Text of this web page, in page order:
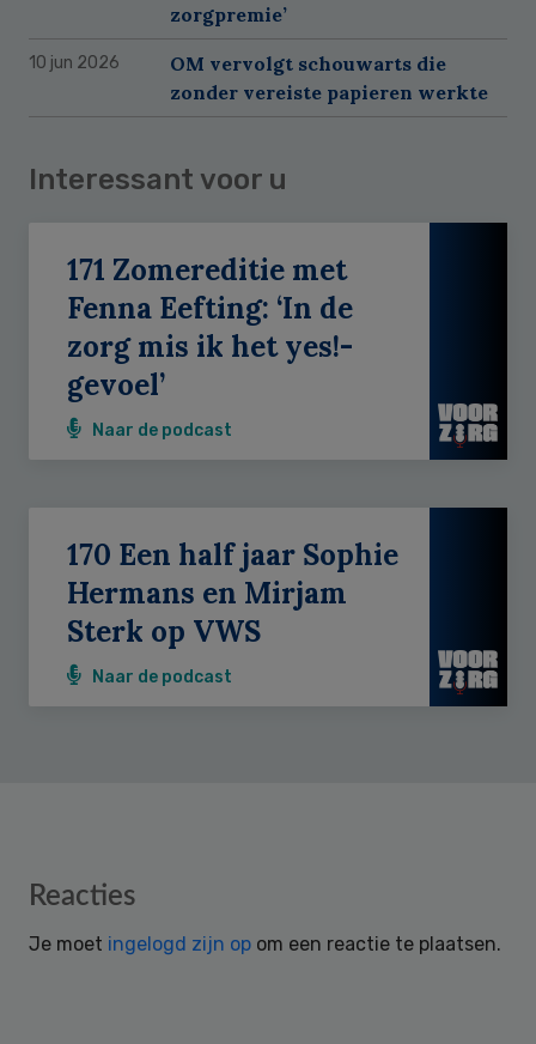
zorgpremie’
10 jun 2026
OM vervolgt schouwarts die
zonder vereiste papieren werkte
Interessant voor u
171 Zomereditie met
Fenna Eefting: ‘In de
zorg mis ik het yes!-
gevoel’
Naar de podcast
170 Een half jaar Sophie
Hermans en Mirjam
Sterk op VWS
Naar de podcast
Reader
Reacties
Je moet ingelogd zijn op om een reactie te plaatsen.